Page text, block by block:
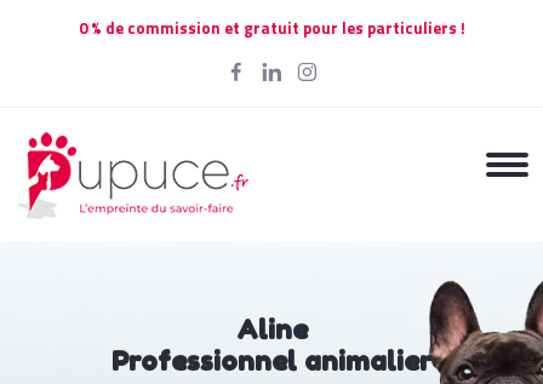
0 % de commission et gratuit pour les particuliers !
Aline
Professionnel animalier